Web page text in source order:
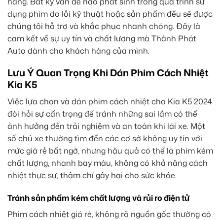
dụng phim do lỗi kỹ thuật hoặc sản phẩm đều sẽ được
chúng tôi hỗ trợ và khắc phục nhanh chóng. Đây là
cam kết về sự uy tín và chất lượng mà Thành Phát
Auto dành cho khách hàng của mình.
Lưu Ý Quan Trọng Khi Dán Phim Cách Nhiệt
Kia K5
Việc lựa chọn và dán phim cách nhiệt cho Kia K5 2024
đòi hỏi sự cẩn trọng để tránh những sai lầm có thể
ảnh hưởng đến trải nghiệm và an toàn khi lái xe. Một
số chủ xe thường tìm đến các cơ sở không uy tín với
mức giá rẻ bất ngờ, nhưng hậu quả có thể là phim kém
chất lượng, nhanh bay màu, không có khả năng cách
nhiệt thực sự, thậm chí gây hại cho sức khỏe.
Tránh sản phẩm kém chất lượng và rủi ro điện tử
Phim cách nhiệt giá rẻ, không rõ nguồn gốc thường có